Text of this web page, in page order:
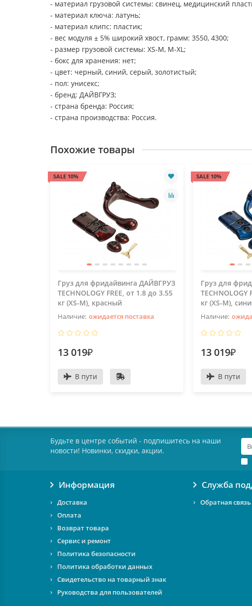
- материал грузовой системы: свинец, медицинский
- материал ключа: латунь;
- материал клипс: пластик;
- вес модуля ± 5% широкий хвост, грамм: 3550, 4300;
- размер грузовой системы: XS-M, M-XL;
- бокс для хранения: нет;
- цвет: черный, синий, серый, золотистый;
- пол: унисекс;
- бренд: ДАЙВГРУЗ;
- страна бренда: Россия;
- страна производства: Россия.
Похожие товары
SALE 10%
Груз для фридайвинга ДАЙВГРУЗ
TECHNOLOGY FREE, от 1.8 до 3.55
кг (XS-M), красный
ожидается поставка
13 019₽
В пути
SALE 10%
Груз для
TECHNOLOGY
кг (XS-M),
13 019₽
В пути
Будьте в центре событий - подпишитесь на наши
новости! Новинки, скидки, акции.
Информация
Доставка
Оплата
Возврат товара
Сервис и ремонт
Политика безопасности
Политика обработки данных
Свидетельство на товарный знак
Руководства для пользователей
Служба
Обратная связь